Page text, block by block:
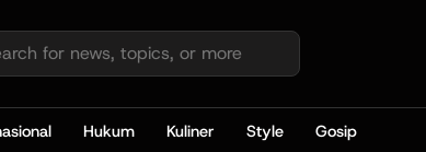
Hukum Kuliner Style Gosip